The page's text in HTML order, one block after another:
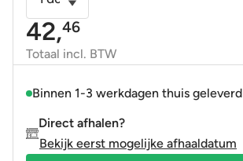
Vloertegel
-
Wandtegel
FS
Faenza
Blauw
33x33
42,46
Totaal incl. BTW
Binnen 1-3 werkdagen thuis geleverd
Direct afhalen?
Bekijk eerst mogelijke afhaaldatum